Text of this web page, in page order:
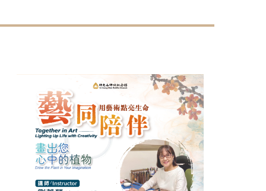
圖說：人文學院士暨專家論壇，單德興教授主講。 人間社記者王